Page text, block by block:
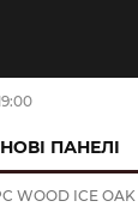
ПАНЕЛІ
WOOD ICE